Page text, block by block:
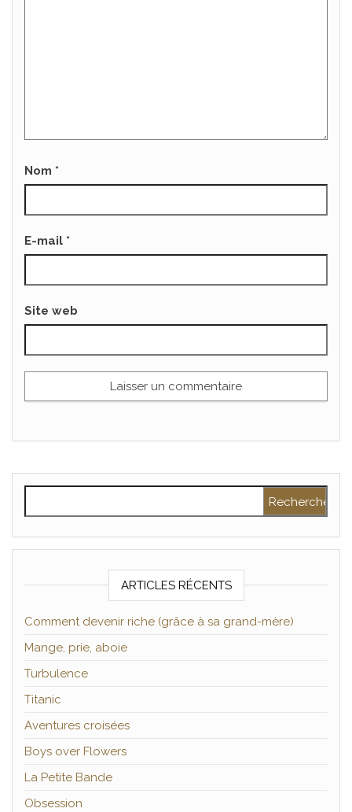
Nom *
E-mail *
Site web
ARTICLES RÉCENTS
Comment devenir riche (grâce à sa grand-mère)
Mange, prie, aboie
Turbulence
Titanic
Aventures croisées
Boys over Flowers
La Petite Bande
Obsession